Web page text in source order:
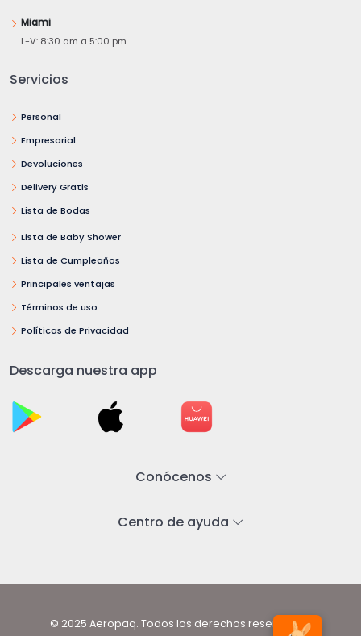
Miami
L-V: 8:30 am a 5:00 pm
Servicios
Personal
Empresarial
Devoluciones
Delivery Gratis
Lista de Bodas
Lista de Baby Shower
Lista de Cumpleaños
Principales ventajas
Términos de uso
Políticas de Privacidad
Descarga nuestra app
Conócenos
Centro de ayuda
© 2025 Aeropaq. Todos los derechos reservados.